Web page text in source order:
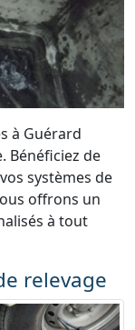
à Guérard
Bénéficiez de
systèmes de
offrons un
à tout
relevage